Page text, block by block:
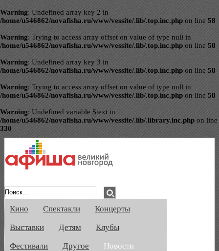
Warning: Undefined array key 2 in
/home/u546862/novafisha.ru/www/vessite/.lib/.top.inc.php on line 58
Warning: Trying to access array offset on value of type null in
/home/u546862/novafisha.ru/www/vessite/.lib/.top.inc.php on line 58
Warning: Undefined array key 3 in
/home/u546862/novafisha.ru/www/vessite/.lib/.top.inc.php on line 58
Warning: Trying to access array offset on value of type null in
/home/u546862/novafisha.ru/www/vessite/.lib/.top.inc.php on line 58
Warning: Undefined variable $text in
/home/u546862/novafisha.ru/www/vessite/.lib/.library.inc.php on line
330
Кино Спектакли
Концерты
Выставки
Детям
Клубы
Фестивали
Другое
Новости